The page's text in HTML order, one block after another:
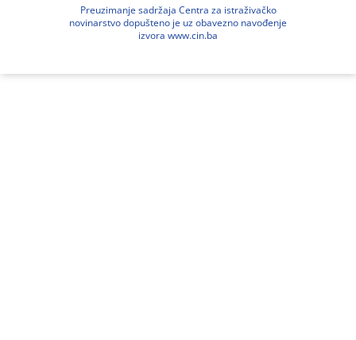
Preuzimanje sadržaja Centra za istraživačko
novinarstvo dopušteno je uz obavezno navođenje
izvora www.cin.ba